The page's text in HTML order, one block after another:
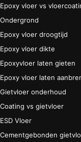
Epoxy vloer vs
Ondergrond
Epoxy vloer droogtijd
Epoxy vloer dikte
Epoxyvloer laten gieten
Epoxy vloer laten
Gietvloer onderhoud
Coating vs gietvloer
ESD Vloer
Cementgebonden